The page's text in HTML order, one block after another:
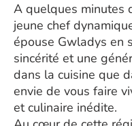
A quelques minutes
jeune chef
épouse Gwladys en
sincérité et une
dans la cuisine que
envie de vous faire
et culinaire inédite.